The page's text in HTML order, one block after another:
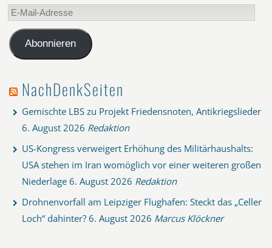
E-
Mail-
AdresseAbonnieren
NachDenkSeiten
Gemischte LBS zu Projekt Friedensnoten, Antikriegslieder
6. August 2026 Redaktion
US-Kongress verweigert Erhöhung des Militärhaushalts:
USA stehen im Iran womöglich vor einer weiteren großen
Niederlage 6. August 2026 Redaktion
Drohnenvorfall am Leipziger Flughafen: Steckt das „Celler
Loch“ dahinter? 6. August 2026 Marcus Klöckner